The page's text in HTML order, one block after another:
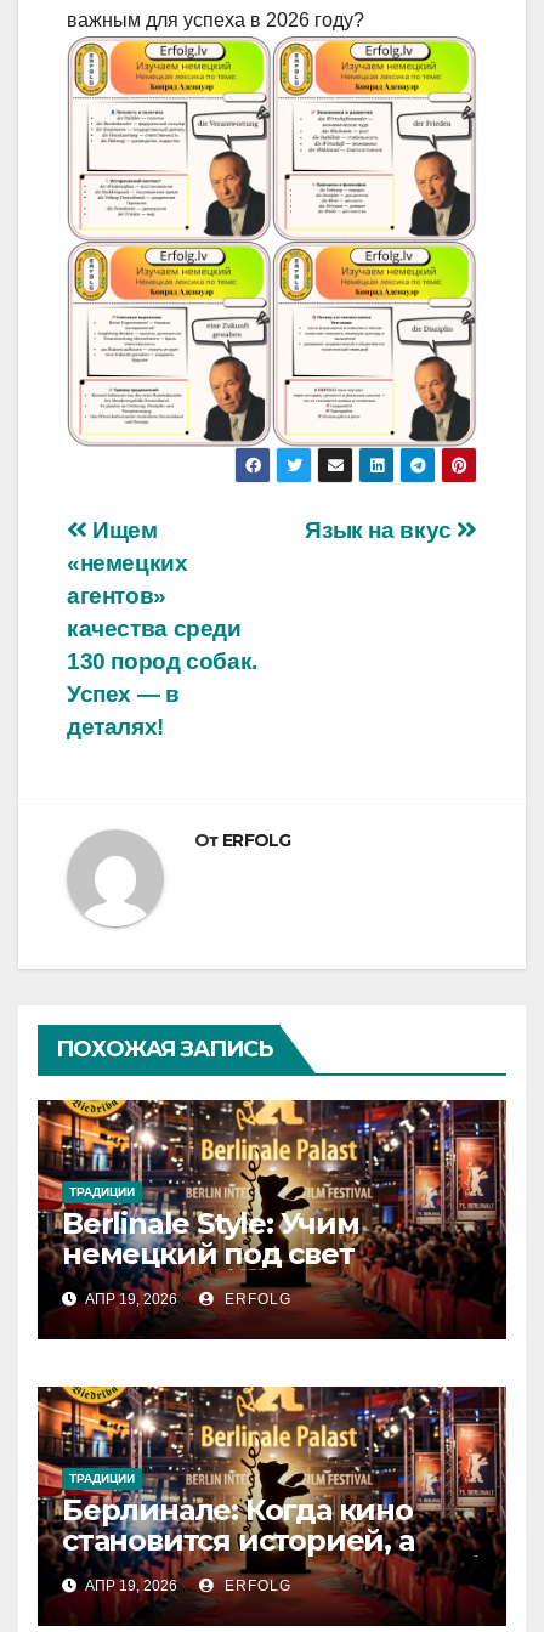
важным для успеха в 2026 году?
Навигация
по
записям
Язык на вкус
Ищем
«немецких
агентов»
качества среди
130 пород собак.
Успех — в
деталях!
От ERFOLG
ПОХОЖАЯ ЗАПИСЬ
ТРАДИЦИИ
Berlinale Style: Учим
немецкий под свет
софитов!
АПР 19, 2026 ERFOLG
ТРАДИЦИИ
Берлинале: Когда кино
становится историей, а
зритель — частью магии!
АПР 19, 2026 ERFOLG